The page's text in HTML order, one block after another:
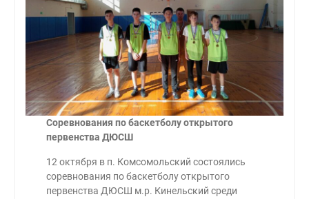
Соревнования по баскетболу открытого
первенства ДЮСШ
12 октября в п. Комсомольский состоялись
соревнования по баскетболу открытого
первенства ДЮСШ м.р. Кинельский среди